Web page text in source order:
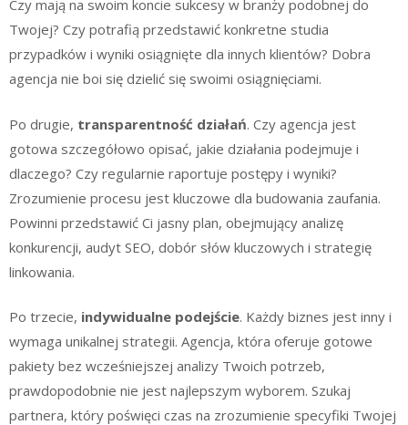
Czy mają na swoim koncie sukcesy w branży podobnej do
Twojej? Czy potrafią przedstawić konkretne studia
przypadków i wyniki osiągnięte dla innych klientów? Dobra
agencja nie boi się dzielić się swoimi osiągnięciami.
Po drugie, transparentność działań. Czy agencja jest
gotowa szczegółowo opisać, jakie działania podejmuje i
dlaczego? Czy regularnie raportuje postępy i wyniki?
Zrozumienie procesu jest kluczowe dla budowania zaufania.
Powinni przedstawić Ci jasny plan, obejmujący analizę
konkurencji, audyt SEO, dobór słów kluczowych i strategię
linkowania.
Po trzecie, indywidualne podejście. Każdy biznes jest inny i
wymaga unikalnej strategii. Agencja, która oferuje gotowe
pakiety bez wcześniejszej analizy Twoich potrzeb,
prawdopodobnie nie jest najlepszym wyborem. Szukaj
partnera, który poświęci czas na zrozumienie specyfiki Twojej